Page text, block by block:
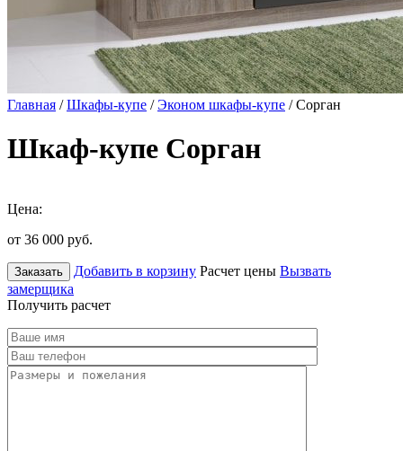
Главная /Шкафы-купе /Эконом шкафы-купе / Сорган
Шкаф-купе Сорган
Цена:
от 36 000 руб.
Заказать Добавить в корзину Расчет цены Вызвать
замерщика
Получить расчет